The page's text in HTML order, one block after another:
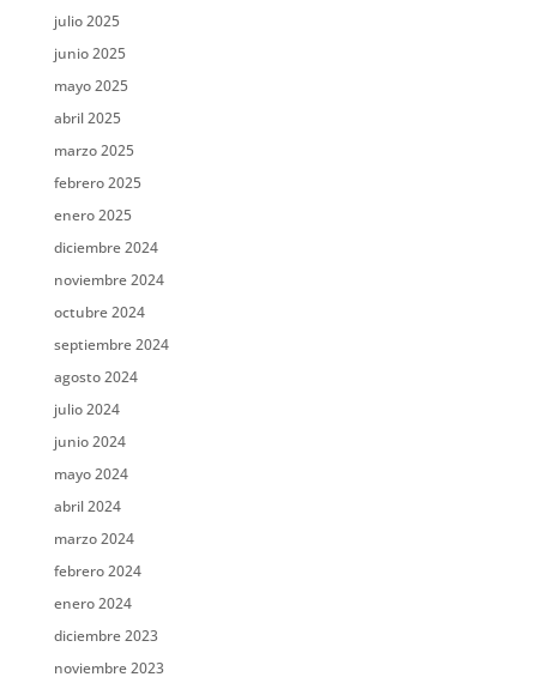
julio 2025
junio 2025
mayo 2025
abril 2025
marzo 2025
febrero 2025
enero 2025
diciembre 2024
noviembre 2024
octubre 2024
septiembre 2024
agosto 2024
julio 2024
junio 2024
mayo 2024
abril 2024
marzo 2024
febrero 2024
enero 2024
diciembre 2023
noviembre 2023